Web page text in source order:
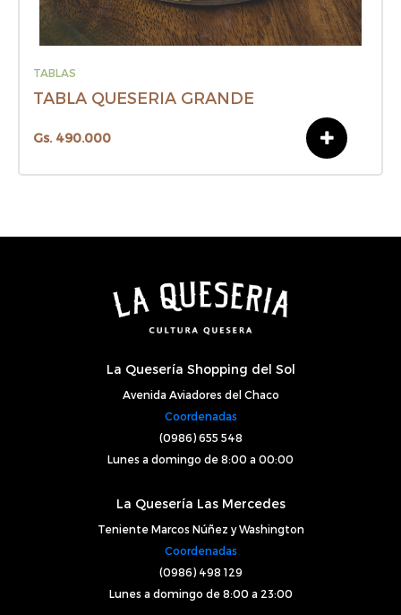
TABLAS
TABLA QUESERIA GRANDE
Gs. 490.000
La Quesería Shopping del Sol
Avenida Aviadores del Chaco
Coordenadas
(0986) 655 548
Lunes a domingo de 8:00 a 00:00
La Quesería Las Mercedes
Teniente Marcos Núñez y Washington
Coordenadas
(0986) 498 129
Lunes a domingo de 8:00 a 23:00